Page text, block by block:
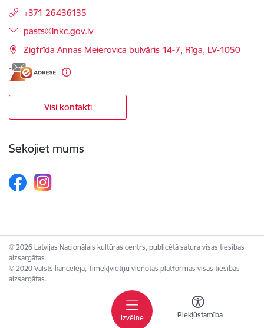
Izvēlne Piekļūstamība
+371 26436135
E-pasts:
pasts@lnkc.gov.lv
Zigfrīda Annas Meierovica bulvāris 14-7, Rīga, LV-1050
Visi kontakti
Sekojiet mums
© 2026 Latvijas Nacionālais kultūras centrs, publicētā satura visas tiesības
aizsargātas.
© 2020 Valsts kanceleja, Tīmekļvietņu vienotās platformas visas tiesības
aizsargātas.